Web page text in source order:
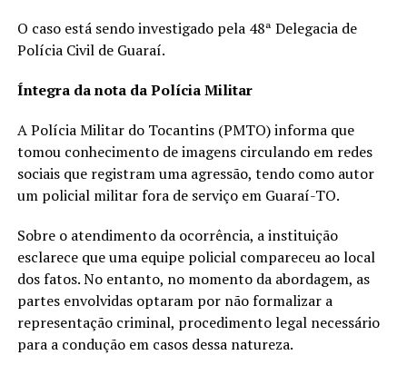
O caso está sendo investigado pela 48ª Delegacia de
Polícia Civil de Guaraí.
Íntegra da nota da Polícia Militar
A Polícia Militar do Tocantins (PMTO) informa que
tomou conhecimento de imagens circulando em redes
sociais que registram uma agressão, tendo como autor
um policial militar fora de serviço em Guaraí-TO.
Sobre o atendimento da ocorrência, a instituição
esclarece que uma equipe policial compareceu ao local
dos fatos. No entanto, no momento da abordagem, as
partes envolvidas optaram por não formalizar a
representação criminal, procedimento legal necessário
para a condução em casos dessa natureza.